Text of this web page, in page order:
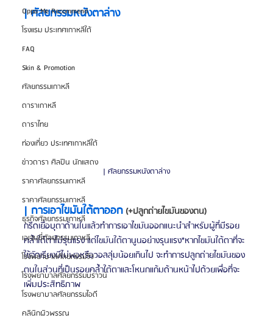
Oppa Me Recommend
โรงแรม ประเทศเกาหลีใต้
FAQ
Skin & Promotion
ศัลยกรรมเกาหลี
ดาราเกาหลี
ดาราไทย
ท่องเที่ยว ประเทศเกาหลีใต้
ข่าวดารา ศิลปิน นักแสดง
ราคาศัลยกรรมเกาหลี
ราคาศัลยกรรมเกาหลี
ธุรกิจศัลยกรรมเกาหลี
เอเจนซี่ศัลยกรรมเกาหลี
โรงพยาบาลศัลยกรรมวิว
โรงพยาบาลศัลยกรรมบราวน์
โรงพยาบาลศัลยกรรมไอดี
คลินิกผิวพรรณ
| ศัลยกรรมหนังตาล่าง
| ศัลยกรรมหนังตาล่าง
| การเอาไขมันใต้ตาออก (+ปลูกถ่ายไขมันของตน)
กรีดเยื่อบุตาด้านในแล้วทำการเอาไขมันออกแนะนำสำหรับผู้ที่มีรอย
คล้ำใต้ตาไม่รุนแรง แต่ไขมันใต้ตานูนอย่างรุนแรง*หากไขมันใต้ตาที่จะ
ใช้จัดเรียงมีไม่พอหรือวอลลุ่มน้อยเกินไป จะทำการปลูกถ่ายไขมันของ
ตนในส่วนที่เป็นรอยคล้ำใต้ตาและโหนกแก้มด้านหน้าไปด้วยเพื่อที่จะ
เพิ่มประสิทธิภาพ